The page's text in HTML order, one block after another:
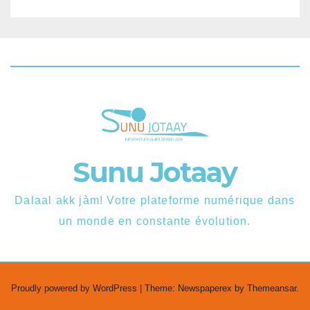
Sunu Jotaay
Dalaal akk jàm! Votre plateforme numérique dans
un monde en constante évolution.
Proudly powered by WordPress Theme: Newspaperex by Themeansar.